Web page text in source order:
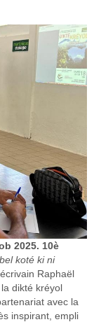
2025. 10è
koté ki ni
Raphaël
dikté kréyol
avec la
inspirant, empli